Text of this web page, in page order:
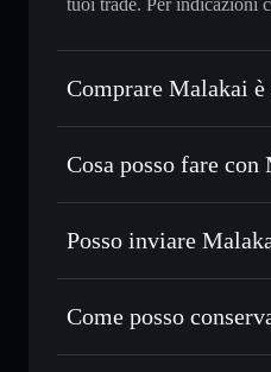
Comprare Malakai è
Malakai non è verificato
Cosa posso fare
Malakai
wallet
Scambiare
Usare il DCA— applica
Inviare in modo
Posso inviare
Come posso